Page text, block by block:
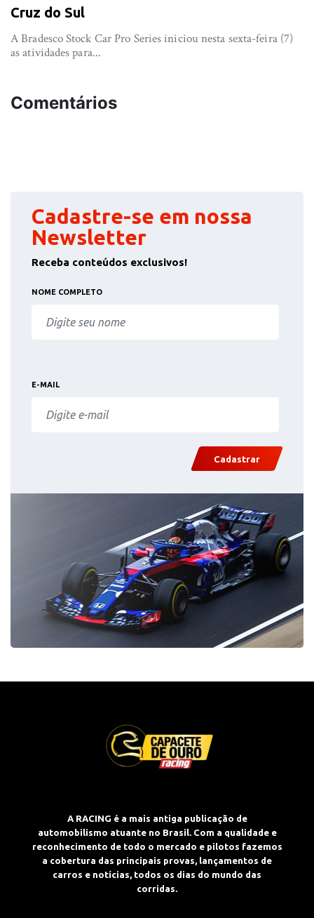
Cruz do Sul
A Bradesco Stock Car Pro Series iniciou nesta sexta-feira (7)
as atividades para...
Comentários
Cadastre-se em nossa
Newsletter
Receba conteúdos exclusivos!
NOME COMPLETO
E-MAIL
Cadastrar
A RACING é a mais antiga publicação de
automobilismo atuante no Brasil. Com a qualidade e
reconhecimento de todo o mercado e pilotos fazemos
a cobertura das principais provas, lançamentos de
carros e notícias, todos os dias do mundo das
corridas.